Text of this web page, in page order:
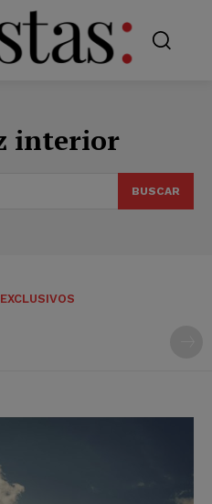
interior
BUSCAR